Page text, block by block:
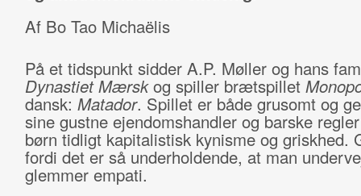
Af Bo Tao Michaëlis
På et tidspunkt sidder A.P. Møller og hans
Dynastiet Mærskog spiller brætspillet
dansk: Matador. Spillet er både grusomt og
sine gustne ejendomshandler og barske
børn tidligt kapitalistisk kynisme og griskhed.
fordi det er så underholdende, at man
glemmer empati.